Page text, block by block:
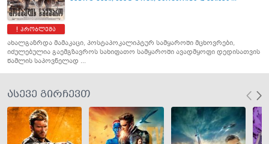
პრობლემა
ახალგაზრდა მამაკაცი, პოსტაპოკალიპტურ სამყაროში მცხოვრები,
იძულებულია გაემგზავროს სახიფათო სამყაროში ავადმყოფი დედისათვის
წამლის საპოვნელად ...
ასევე გირჩევთ